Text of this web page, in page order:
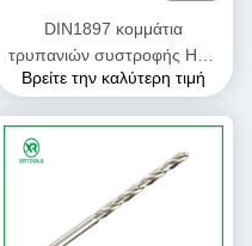
DIN1897 κομμάτια
τρυπανιών συστροφής HSS
τελειωμένο λευκό HSS -
66HRC
Βρείτε την καλύτερη τιμή